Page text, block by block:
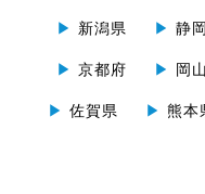
▶ 新潟県 ▶ 静
▶ 京都府 ▶ 岡
▶ 佐賀県 ▶ 熊本